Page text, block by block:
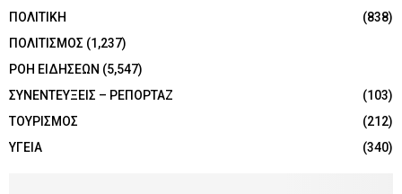
ΠΟΛΙΤΙΚΗ
(838)
ΠΟΛΙΤΙΣΜΟΣ (1,237)
ΡΟΗ ΕΙΔΗΣΕΩΝ (5,547)
ΣΥΝΕΝΤΕΥΞΕΙΣ – ΡΕΠΟΡΤΑΖ
(103)
ΤΟΥΡΙΣΜΟΣ
(212)
ΥΓΕΙΑ
(340)